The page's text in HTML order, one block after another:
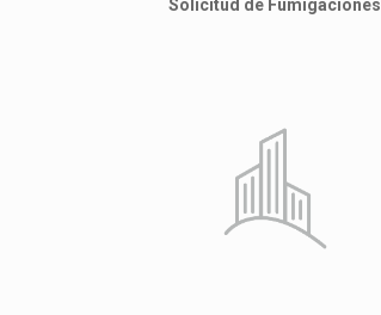
Solicitud de Fumigaciones